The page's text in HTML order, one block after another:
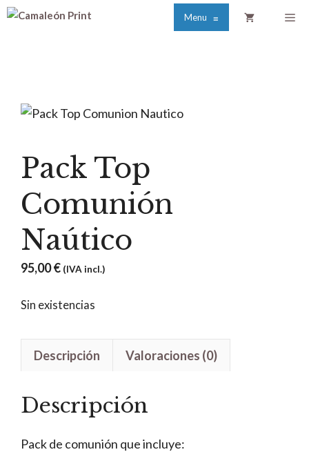
Saltar
Menu ≡
Pack Top
Comunión
Naútico
95,00€ (IVA incl.)
Sin existencias
Descripción Valoraciones (0)
Descripción
Pack de comunión que incluye: